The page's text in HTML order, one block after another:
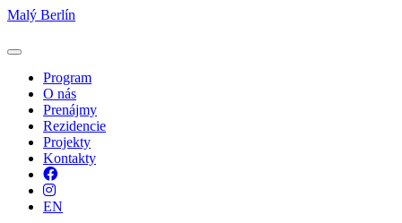
Malý Berlín
Program
O nás
Prenájmy
Rezidencie
Projekty
Kontakty
Facebook
Instagram
EN